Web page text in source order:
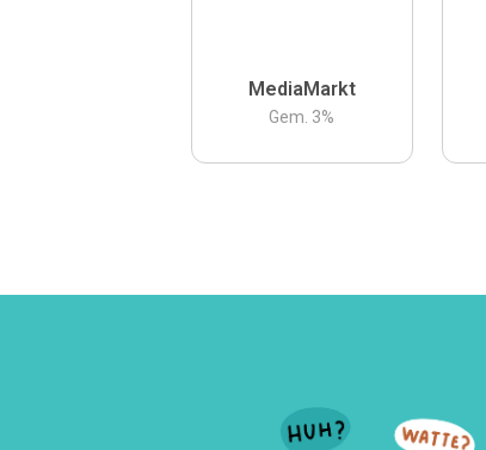
MediaMarkt
Gem. 3%